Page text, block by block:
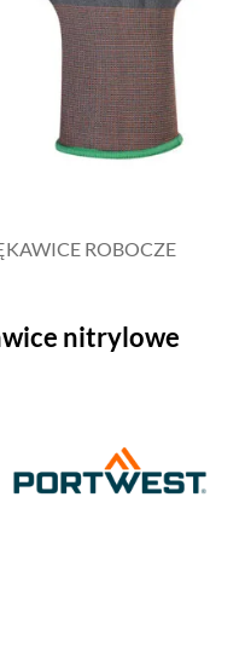
ROBOCZE
nitrylowe